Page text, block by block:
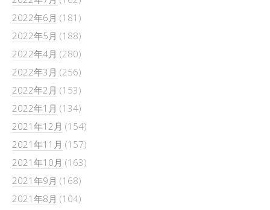
2022年6月 (181)
2022年5月 (188)
2022年4月 (280)
2022年3月 (256)
2022年2月 (153)
2022年1月 (134)
2021年12月 (154)
2021年11月 (157)
2021年10月 (163)
2021年9月 (168)
2021年8月 (104)